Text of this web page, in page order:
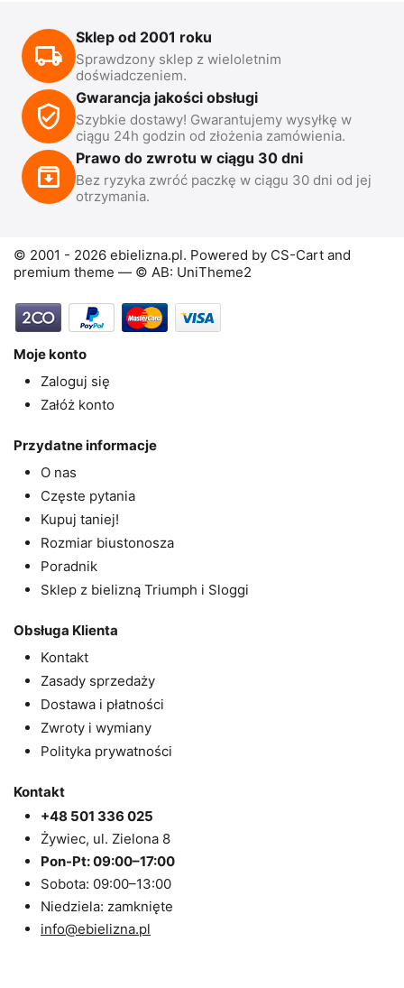
Sklep od 2001 roku
Sprawdzony sklep z wieloletnim
doświadczeniem.
Gwarancja jakości obsługi
Szybkie dostawy! Gwarantujemy wysyłkę w
ciągu 24h godzin od złożenia zamówienia.
Prawo do zwrotu w ciągu 30 dni
Bez ryzyka zwróć paczkę w ciągu 30 dni od jej
otrzymania.
© 2001 - 2026 ebielizna.pl. Powered by CS-Cart and
premium theme — © AB: UniTheme2
Moje konto
Zaloguj się
Załóż konto
Przydatne informacje
O nas
Częste pytania
Kupuj taniej!
Rozmiar biustonosza
Poradnik
Sklep z bielizną Triumph i Sloggi
Obsługa Klienta
Kontakt
Zasady sprzedaży
Dostawa i płatności
Zwroty i wymiany
Polityka prywatności
Kontakt
+48 501 336 025
Żywiec, ul. Zielona 8
Pon-Pt: 09:00–17:00
Sobota: 09:00–13:00
Niedziela: zamknięte
info@ebielizna.pl